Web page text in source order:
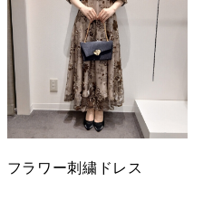
フラワー刺繍ドレス